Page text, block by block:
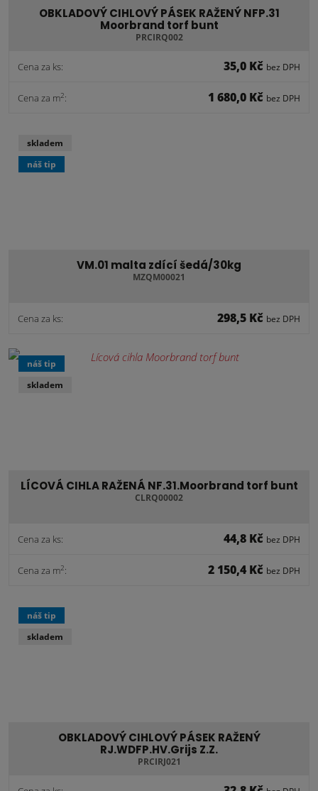
OBKLADOVÝ CIHLOVÝ PÁSEK RAŽENÝ NFP.31
Moorbrand torf bunt
PRCIRQ002
Cena za ks: 35,0 Kč bez DPH
Cena za m2: 1 680,0 Kč bez DPH
VM.01 malta zdící šedá/30kg
MZQM00021
Cena za ks: 298,5 Kč bez DPH
skladem
náš tip
LÍCOVÁ CIHLA RAŽENÁ NF.31.Moorbrand torf bunt
CLRQ00002
Cena za ks: 44,8 Kč bez DPH
Cena za m2: 2 150,4 Kč bez DPH
náš tip
skladem
OBKLADOVÝ CIHLOVÝ PÁSEK RAŽENÝ
RJ.WDFP.HV.Grijs Z.Z.
PRCIRJ021
náš tip
skladem